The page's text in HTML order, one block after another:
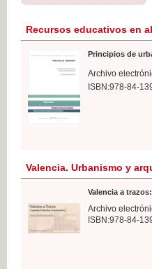
Recursos educativos en
Principios de
Archivo
ISBN:978-84-
Valencia. Urbanismo y
Valencia a
Archivo
ISBN:978-84-